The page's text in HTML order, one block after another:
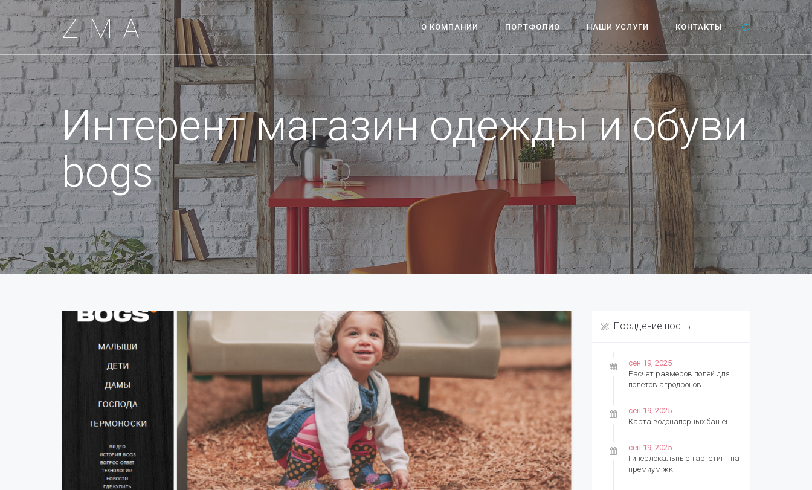
ZMA О КОМПАНИИ ПОРТФОЛИО НАШИ УСЛУГИ КОНТАКТЫ
Интерент магазин одежды и обуви
bogs
Послдение посты
сен 19, 2025
Расчет размеров полей для
полётов агродронов
сен 19, 2025
Карта водонапорных башен
сен 19, 2025
Гиперлокальные таргетинг на
премиум жк